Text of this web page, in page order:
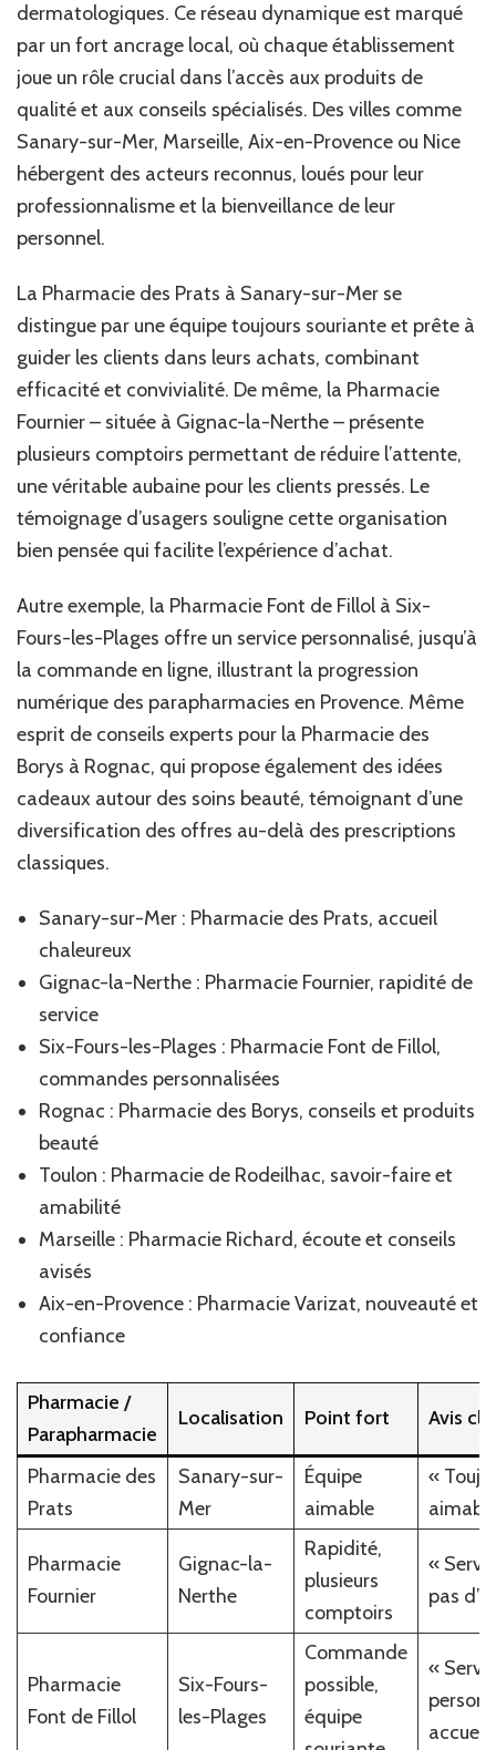
dermatologiques. Ce réseau dynamique est marqué
par un fort ancrage local, où chaque établissement
joue un rôle crucial dans l’accès aux produits de
qualité et aux conseils spécialisés. Des villes comme
Sanary-sur-Mer, Marseille, Aix-en-Provence ou Nice
hébergent des acteurs reconnus, loués pour leur
professionnalisme et la bienveillance de leur
personnel.
La Pharmacie des Prats à Sanary-sur-Mer se
distingue par une équipe toujours souriante et prête à
guider les clients dans leurs achats, combinant
efficacité et convivialité. De même, la Pharmacie
Fournier – située à Gignac-la-Nerthe – présente
plusieurs comptoirs permettant de réduire l’attente,
une véritable aubaine pour les clients pressés. Le
témoignage d’usagers souligne cette organisation
bien pensée qui facilite l’expérience d’achat.
Autre exemple, la Pharmacie Font de Fillol à Six-
Fours-les-Plages offre un service personnalisé, jusqu’à
la commande en ligne, illustrant la progression
numérique des parapharmacies en Provence. Même
esprit de conseils experts pour la Pharmacie des
Borys à Rognac, qui propose également des idées
cadeaux autour des soins beauté, témoignant d’une
diversification des offres au-delà des prescriptions
classiques.
Sanary-sur-Mer : Pharmacie des Prats, accueil
chaleureux
Gignac-la-Nerthe : Pharmacie Fournier, rapidité de
service
Six-Fours-les-Plages : Pharmacie Font de Fillol,
commandes personnalisées
Rognac : Pharmacie des Borys, conseils et produits
beauté
Toulon : Pharmacie de Rodeilhac, savoir-faire et
amabilité
Marseille : Pharmacie Richard, écoute et conseils
avisés
Aix-en-Provence : Pharmacie Varizat, nouveauté et
confiance
Pharmacie /
Parapharmacie
Localisation Point fort Avis
Pharmacie des
Prats
Sanary-sur-
Mer
Équipe
aimable
«
Pharmacie
Fournier
Gignac-la-
Nerthe
Rapidité,
plusieurs
comptoirs
«
pas
Pharmacie
Font de Fillol
Six-Fours-
les-Plages
Commande
possible,
équipe
«
accueil